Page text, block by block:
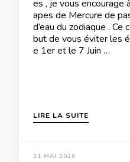
es , je vous encourage
apes de Mercure de
d’eau du zodiaque .
but de vous éviter les
e 1er et le 7 Juin …
LIRE LA SUITE
31 MAI 2026